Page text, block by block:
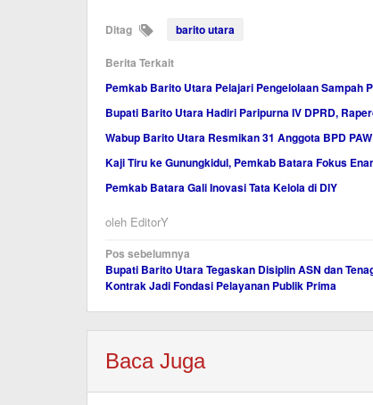
Ditag barito utara
Berita Terkait
Pemkab Barito Utara Pelajari Pengelolaan Sampah
Bupati Barito Utara Hadiri Paripurna IV DPRD,
Wabup Barito Utara Resmikan 31 Anggota BPD PAW
Kaji Tiru ke Gunungkidul, Pemkab Batara Fokus
Pemkab Batara Gali Inovasi Tata Kelola di DIY
oleh EditorY
Navigasi
pos
Pos sebelumnya
Bupati Barito Utara Tegaskan Disiplin ASN dan
Kontrak Jadi Fondasi Pelayanan Publik Prima
Baca Juga